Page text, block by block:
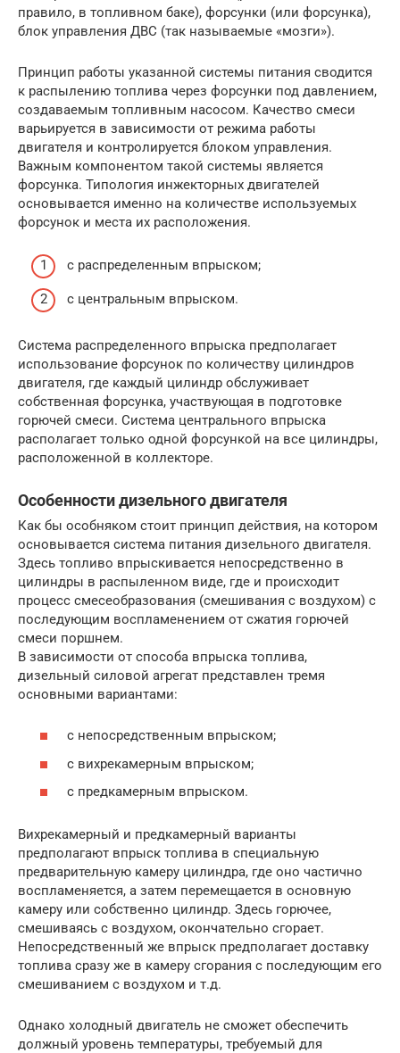
правило, в топливном баке), форсунки (или форсунка),
блок управления ДВС (так называемые «мозги»).
Принцип работы указанной системы питания сводится
к распылению топлива через форсунки под давлением,
создаваемым топливным насосом. Качество смеси
варьируется в зависимости от режима работы
двигателя и контролируется блоком управления.
Важным компонентом такой системы является
форсунка. Типология инжекторных двигателей
основывается именно на количестве используемых
форсунок и места их расположения.
с распределенным впрыском;
с центральным впрыском.
Система распределенного впрыска предполагает
использование форсунок по количеству цилиндров
двигателя, где каждый цилиндр обслуживает
собственная форсунка, участвующая в подготовке
горючей смеси. Система центрального впрыска
располагает только одной форсункой на все цилиндры,
расположенной в коллекторе.
Особенности дизельного двигателя
Как бы особняком стоит принцип действия, на котором
основывается система питания дизельного двигателя.
Здесь топливо впрыскивается непосредственно в
цилиндры в распыленном виде, где и происходит
процесс смесеобразования (смешивания с воздухом) с
последующим воспламенением от сжатия горючей
смеси поршнем.
В зависимости от способа впрыска топлива,
дизельный силовой агрегат представлен тремя
основными вариантами:
с непосредственным впрыском;
с вихрекамерным впрыском;
с предкамерным впрыском.
Вихрекамерный и предкамерный варианты
предполагают впрыск топлива в специальную
предварительную камеру цилиндра, где оно частично
воспламеняется, а затем перемещается в основную
камеру или собственно цилиндр. Здесь горючее,
смешиваясь с воздухом, окончательно сгорает.
Непосредственный же впрыск предполагает доставку
топлива сразу же в камеру сгорания с последующим его
смешиванием с воздухом и т.д.
Однако холодный двигатель не сможет обеспечить
должный уровень температуры, требуемый для